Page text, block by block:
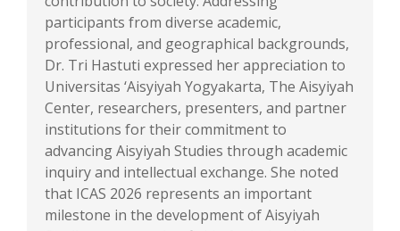
participants from diverse academic,
professional, and geographical backgrounds,
Dr. Tri Hastuti expressed her appreciation to
Universitas ‘Aisyiyah Yogyakarta, The Aisyiyah
Center, researchers, presenters, and partner
institutions for their commitment to
advancing Aisyiyah Studies through academic
inquiry and intellectual exchange. She noted
that ICAS 2026 represents an important
milestone in the development of Aisyiyah